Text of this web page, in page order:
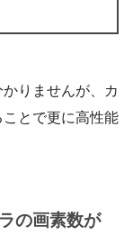
りませんが、カ
とで更に高性能
の画素数が